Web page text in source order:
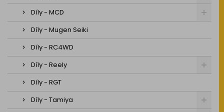
Díly - MCD
Díly - Mugen Seiki
Díly - RC4WD
Díly - Reely
Díly - RGT
Díly - Tamiya